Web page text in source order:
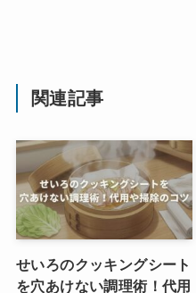
関連記事
せいろのクッキングシート
を穴あけない調理術！代用